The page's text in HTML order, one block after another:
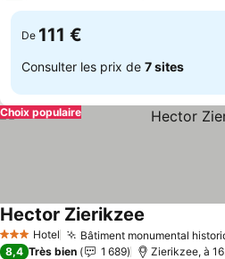
De 111 €
Consulter les prix de 7 sites
Choix populaire
3 ÉtoilesHotel Bâtiment monumental
Hector Zierikzee
8,4 Très bien 1 689 Zierikzee, à